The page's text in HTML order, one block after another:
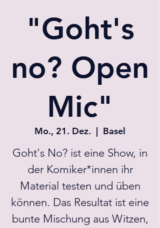
"Goht's
no? Open
Mic"
Mo., 21. Dez.
  |
Basel
Goht's No? ist eine Show, in
der Komiker*innen ihr
Material testen und üben
können. Das Resultat ist eine
bunte Mischung aus Witzen,